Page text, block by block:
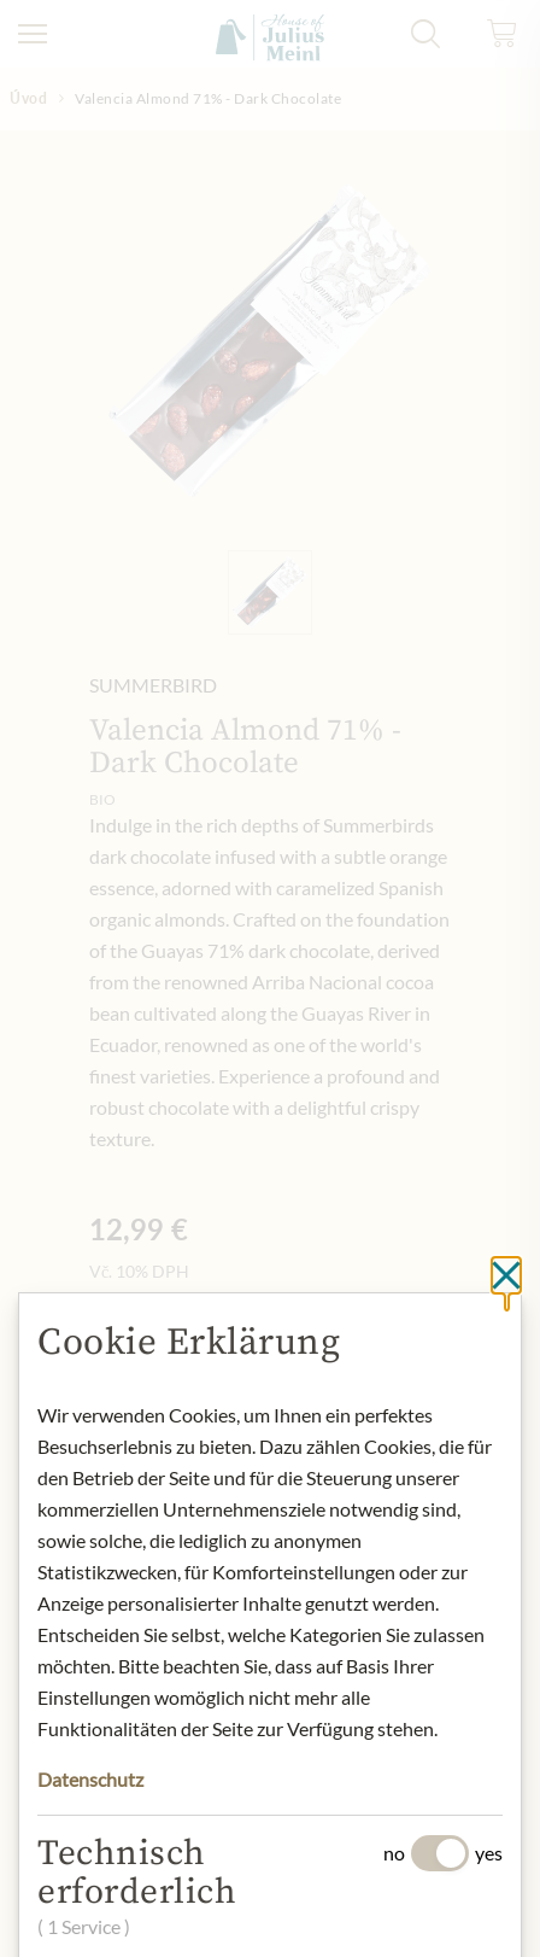
Úvod Valencia Almond 71% - Dark Chocolate
SUMMERBIRD
Valencia Almond 71% -
Dark Chocolate
BIO
Indulge in the rich depths of Summerbirds
dark chocolate infused with a subtle orange
essence, adorned with caramelized Spanish
organic almonds. Crafted on the foundation
of the Guayas 71% dark chocolate, derived
from the renowned Arriba Nacional cocoa
bean cultivated along the Guayas River in
Ecuador, renowned as one of the world's
finest varieties. Experience a profound and
robust chocolate with a delightful crispy
texture.
12,99 €
Vč. 10% DPH
Množství
Přidat do košíku
NYNÍ SKLADEM
Art.Nr.:439171#1.000
POPIS
Product: Valencia Almond 71% - Dark
Origin: Denmark
Contact: Summerbird; Mandelalléen
6 - 5610 Assens - Danmark
Cookie Erklärung
Wir verwenden Cookies, um Ihnen ein perfektes
Besuchserlebnis zu bieten. Dazu zählen Cookies, die für
den Betrieb der Seite und für die Steuerung unserer
kommerziellen Unternehmensziele notwendig sind,
sowie solche, die lediglich zu anonymen
Statistikzwecken, für Komforteinstellungen oder zur
Anzeige personalisierter Inhalte genutzt werden.
Entscheiden Sie selbst, welche Kategorien Sie zulassen
möchten. Bitte beachten Sie, dass auf Basis Ihrer
Einstellungen womöglich nicht mehr alle
Funktionalitäten der Seite zur Verfügung stehen.
Datenschutz
Technisch
erforderlich
( 1 Service )
no yes